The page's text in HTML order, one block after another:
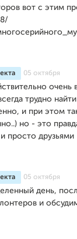
вот с этим
05 октября
очень
трудно
и при этом
но - это
просто друзьями
05 октября
день,
и